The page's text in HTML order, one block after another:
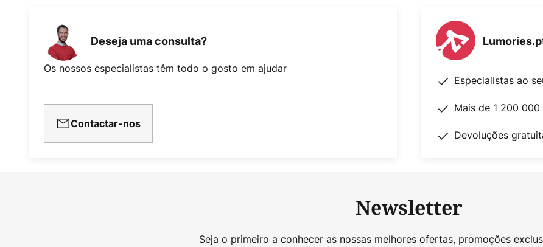
Deseja uma consulta?
Os nossos especialistas têm todo o gosto em ajudar
Contactar-nos
Especialistas ao
Mais de 1 200
Devoluções
Newsletter
Seja o primeiro a conhecer as nossas melhores ofertas, promoções